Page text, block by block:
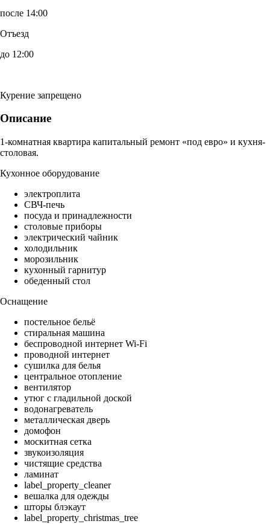
после 14:00
Отъезд
до 12:00
Курение запрещено
Описание
1-комнатная квартира капитальный ремонт «под евро» и кухня-
столовая.
Кухонное оборудование
электроплита
СВЧ-печь
посуда и принадлежности
столовые приборы
электрический чайник
холодильник
морозильник
кухонный гарнитур
обеденный стол
Оснащение
постельное бельё
стиральная машина
беспроводной интернет Wi-Fi
проводной интернет
сушилка для белья
центральное отопление
вентилятор
утюг с гладильной доской
водонагреватель
металлическая дверь
домофон
москитная сетка
звукоизоляция
чистящие средства
ламинат
label_property_cleaner
вешалка для одежды
шторы блэкаут
label_property_christmas_tree